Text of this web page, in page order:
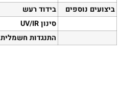
ביצועים נוספים
בידוד רעש
סינון UV/IR
התנגדות חשמלית